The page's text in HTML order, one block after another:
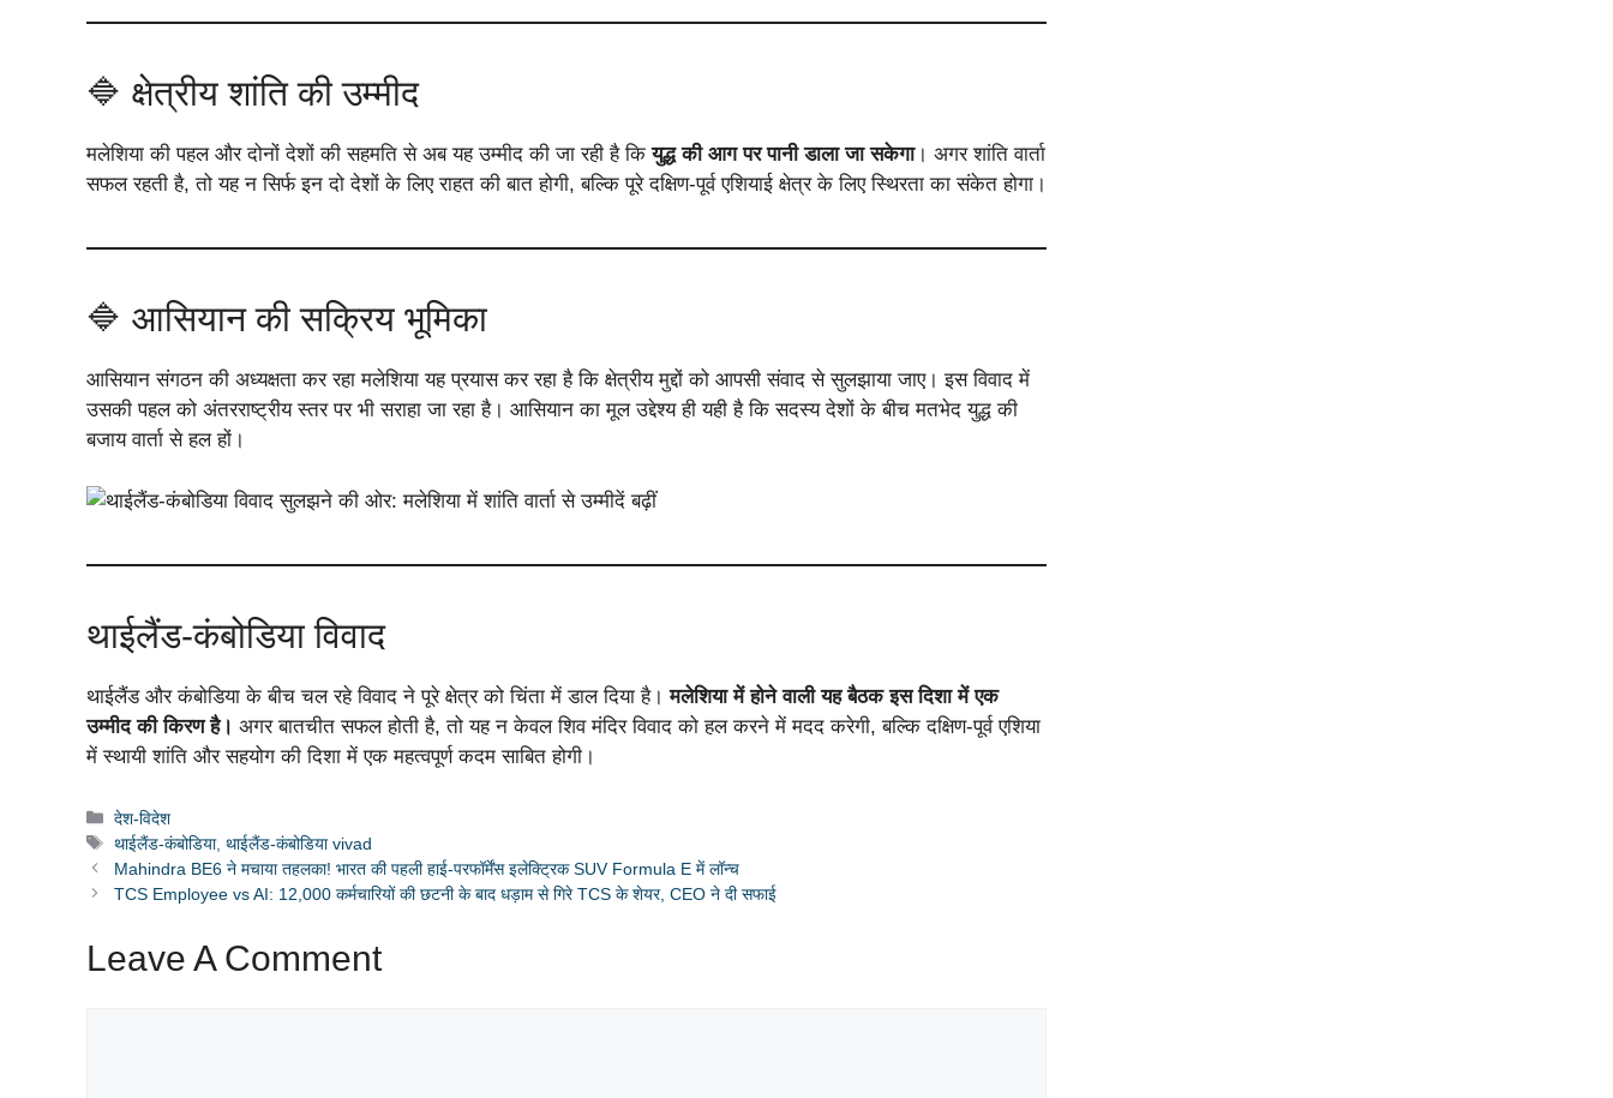
🔷 क्षेत्रीय शांति की उम्मीद
मलेशिया की पहल और दोनों देशों की सहमति से अब यह उम्मीद की जा रही है कियुद्ध की आग पर पानी डाला जा सकेगा। अगर शांति वार्ता
सफल रहती है, तो यह न सिर्फ इन दो देशों के लिए राहत की बात होगी, बल्कि पूरे दक्षिण-पूर्व एशियाई क्षेत्र के लिए स्थिरता का संकेत होगा।
🔷 आसियान की सक्रिय भूमिका
आसियान संगठन की अध्यक्षता कर रहा मलेशिया यह प्रयास कर रहा है कि क्षेत्रीय मुद्दों को आपसी संवाद से सुलझाया जाए। इस विवाद में
उसकी पहल को अंतरराष्ट्रीय स्तर पर भी सराहा जा रहा है। आसियान का मूल उद्देश्य ही यही है कि सदस्य देशों के बीच मतभेद युद्ध की
बजाय वार्ता से हल हों।
थाईलैंड-कंबोडिया विवाद
थाईलैंड और कंबोडिया के बीच चल रहे विवाद ने पूरे क्षेत्र को चिंता में डाल दिया है।मलेशिया में होने वाली यह बैठक इस दिशा में एक
उम्मीद की किरण है। अगर बातचीत सफल होती है, तो यह न केवल शिव मंदिर विवाद को हल करने में मदद करेगी, बल्कि दक्षिण-पूर्व एशिया
में स्थायी शांति और सहयोग की दिशा में एक महत्वपूर्ण कदम साबित होगी।
Categories
देश-विदेश
Tags
थाईलैंड-कंबोडिया,थाईलैंड-कंबोडिया vivad
Mahindra BE6 ने मचाया तहलका! भारत की पहली हाई-परफॉर्मेंस इलेक्ट्रिक SUV Formula E में लॉन्च
TCS Employee vs AI: 12,000 कर्मचारियों की छटनी के बाद धड़ाम से गिरे TCS के शेयर, CEO ने दी सफाई
Leave A Comment